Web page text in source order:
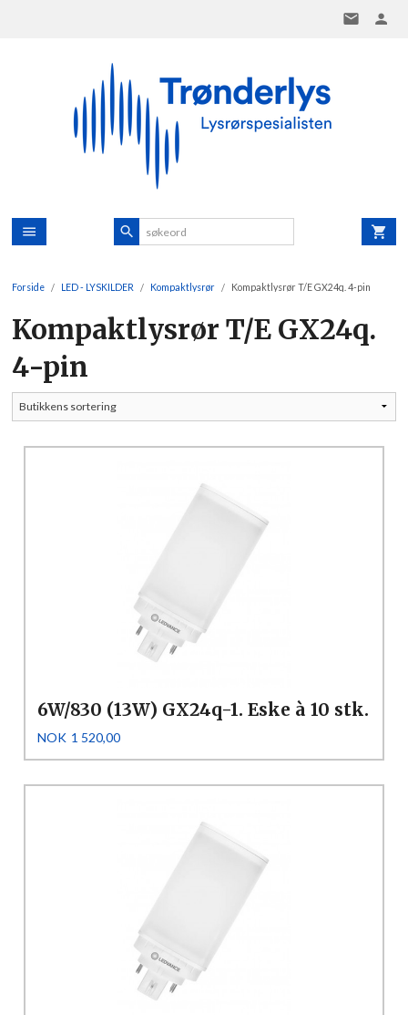
Forside LED - LYSKILDER Kompaktlysrør Kompaktlysrør T/E GX24q. 4-pin
Kompaktlysrør T/E GX24q.
4-pin
6W/830 (13W) GX24q-1. Eske à 10 stk.
Pris
NOK 1 520,00